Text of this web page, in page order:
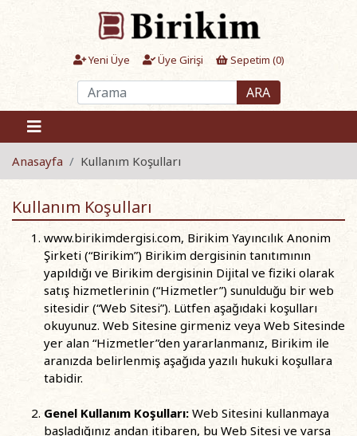
Yeni Üye Üye Girişi Sepetim (0)
ARA
Anasayfa Kullanım Koşulları
Kullanım Koşulları
www.birikimdergisi.com, Birikim Yayıncılık Anonim
Şirketi (“Birikim”) Birikim dergisinin tanıtımının
yapıldığı ve Birikim dergisinin Dijital ve fiziki olarak
satış hizmetlerinin (“Hizmetler”) sunulduğu bir web
sitesidir (“Web Sitesi”). Lütfen aşağıdaki koşulları
okuyunuz. Web Sitesine girmeniz veya Web Sitesinde
yer alan “Hizmetler”den yararlanmanız, Birikim ile
aranızda belirlenmiş aşağıda yazılı hukuki koşullara
tabidir.
Genel Kullanım Koşulları: Web Sitesini kullanmaya
başladığınız andan itibaren, bu Web Sitesi ve varsa